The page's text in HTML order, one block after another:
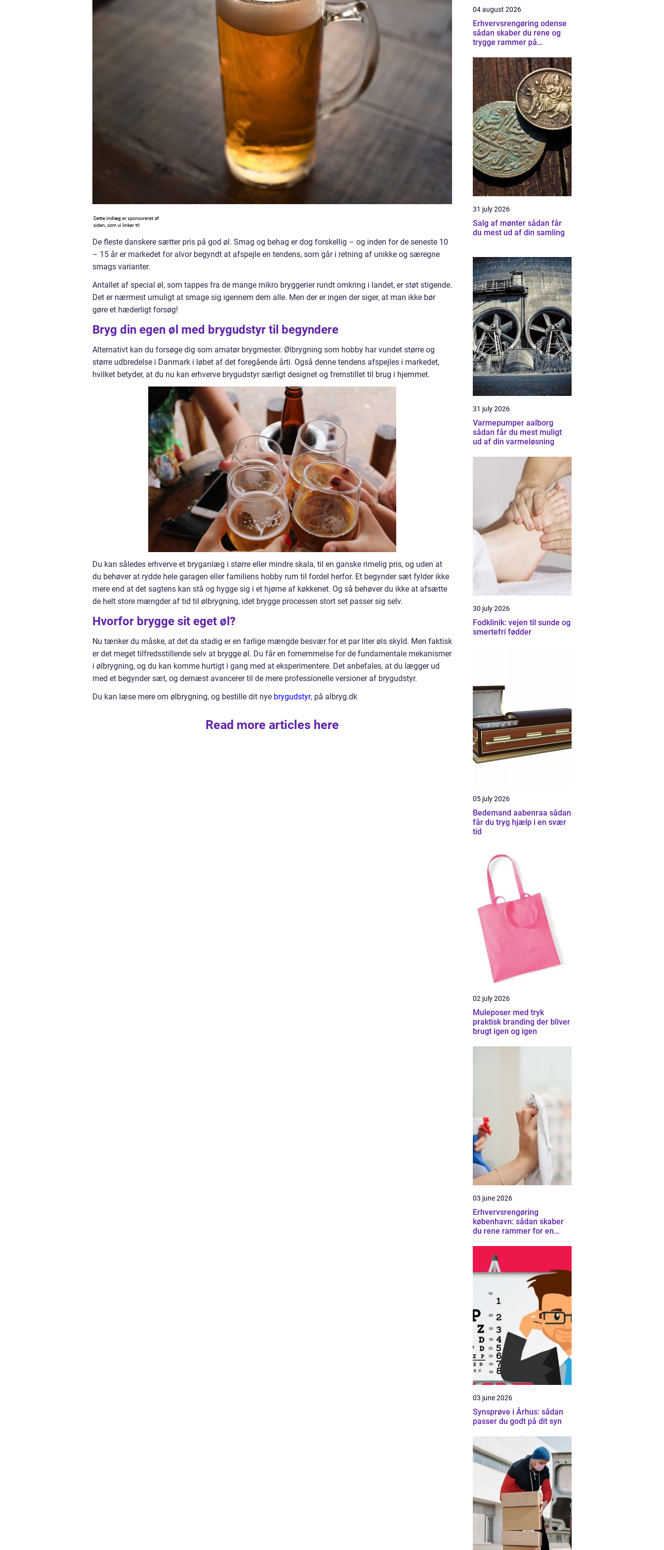
De fleste danskere sætter pris på god øl. Smag og behag er dog forskellig – og inden for de seneste 10
– 15 år er markedet for alvor begyndt at afspejle en tendens, som går i retning af unikke og særegne
smags varianter.
Antallet af special øl, som tappes fra de mange mikro bryggerier rundt omkring i landet, er støt stigende.
Det er nærmest umuligt at smage sig igennem dem alle. Men der er ingen der siger, at man ikke bør
gøre et hæderligt forsøg!
Bryg din egen øl med brygudstyr til begyndere
Alternativt kan du forsøge dig som amatør brygmester. Ølbrygning som hobby har vundet større og
større udbredelse i Danmark i løbet af det foregående årti. Også denne tendens afspejles i markedet,
hvilket betyder, at du nu kan erhverve brygudstyr særligt designet og fremstillet til brug i hjemmet.
Du kan således erhverve et bryganlæg i større eller mindre skala, til en ganske rimelig pris, og uden at
du behøver at rydde hele garagen eller familiens hobby rum til fordel herfor. Et begynder sæt fylder ikke
mere end at det sagtens kan stå og hygge sig i et hjørne af køkkenet. Og så behøver du ikke at afsætte
de helt store mængder af tid til ølbrygning, idet brygge processen stort set passer sig selv.
Hvorfor brygge sit eget øl?
Nu tænker du måske, at det da stadig er en farlige mængde besvær for et par liter øls skyld. Men faktisk
er det meget tilfredsstillende selv at brygge øl. Du får en fornemmelse for de fundamentale mekanismer
i ølbrygning, og du kan komme hurtigt i gang med at eksperimentere. Det anbefales, at du lægger ud
med et begynder sæt, og dernæst avancerer til de mere professionelle versioner af brygudstyr.
Du kan læse mere om ølbrygning, og bestille dit nye brygudstyr, på albryg.dk
Read more articles here
04 august 2026
Erhvervsrengøring odense
sådan skaber du rene og
trygge rammer på
31 july 2026
Salg af mønter sådan får
du mest ud af din samling
31 july 2026
Varmepumper aalborg
sådan får du mest muligt
ud af din varmeløsning
30 july 2026
Fodklinik: vejen til sunde og
smertefri fødder
05 july 2026
Bedemand aabenraa sådan
får du tryg hjælp i en svær
tid
02 july 2026
Muleposer med tryk
praktisk branding der bliver
brugt igen og igen
03 june 2026
Erhvervsrengøring
københavn: sådan skaber
du rene rammer for en
03 june 2026
Synsprøve i Århus: sådan
passer du godt på dit syn